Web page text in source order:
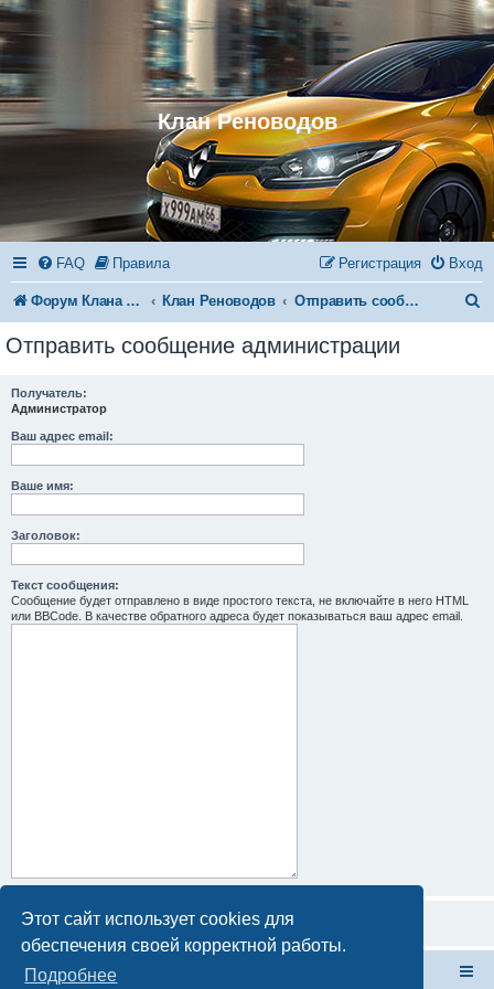
Этот сайт использует cookies для
обеспечения своей корректной работы.
Подробнее
Клан Реноводов
FAQ Правила Вход
Регистрация
Форум Клана Реноводов Клан Реноводов Отправить сообщение администрации
Отправить сообщение администрации
Получатель:
Администратор
Ваш адрес email:
Ваше имя:
Заголовок:
Текст сообщения:
Сообщение будет отправлено в виде простого текста, не включайте в него HTML
или BBCode. В качестве обратного адреса будет показываться ваш адрес email.
Форум Клана Реноводов